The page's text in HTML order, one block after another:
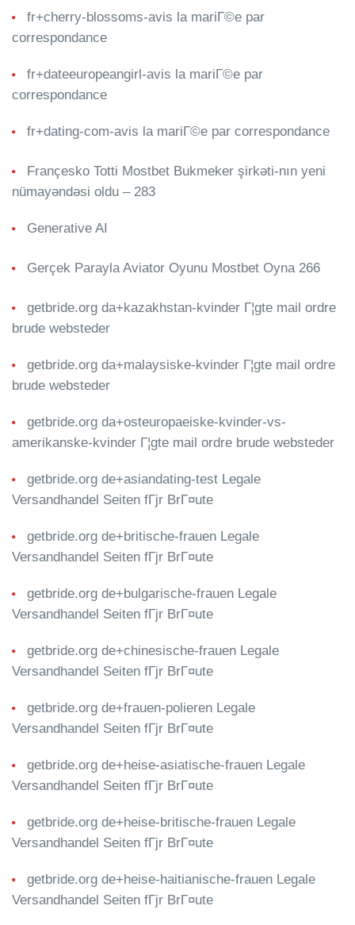
fr+cherry-blossoms-avis la mariГ©e par
correspondance
fr+dateeuropeangirl-avis la mariГ©e par
correspondance
fr+dating-com-avis la mariГ©e par correspondance
Françesko Totti Mostbet Bukmeker şirkəti-nın yeni
nümayəndəsi oldu – 283
Generative AI
Gerçek Parayla Aviator Oyunu Mostbet Oyna 266
getbride.org da+kazakhstan-kvinder Г¦gte mail ordre
brude websteder
getbride.org da+malaysiske-kvinder Г¦gte mail ordre
brude websteder
getbride.org da+osteuropaeiske-kvinder-vs-
amerikanske-kvinder Г¦gte mail ordre brude websteder
getbride.org de+asiandating-test Legale
Versandhandel Seiten fГјr BrГ¤ute
getbride.org de+britische-frauen Legale
Versandhandel Seiten fГјr BrГ¤ute
getbride.org de+bulgarische-frauen Legale
Versandhandel Seiten fГјr BrГ¤ute
getbride.org de+chinesische-frauen Legale
Versandhandel Seiten fГјr BrГ¤ute
getbride.org de+frauen-polieren Legale
Versandhandel Seiten fГјr BrГ¤ute
getbride.org de+heise-asiatische-frauen Legale
Versandhandel Seiten fГјr BrГ¤ute
getbride.org de+heise-britische-frauen Legale
Versandhandel Seiten fГјr BrГ¤ute
getbride.org de+heise-haitianische-frauen Legale
Versandhandel Seiten fГјr BrГ¤ute